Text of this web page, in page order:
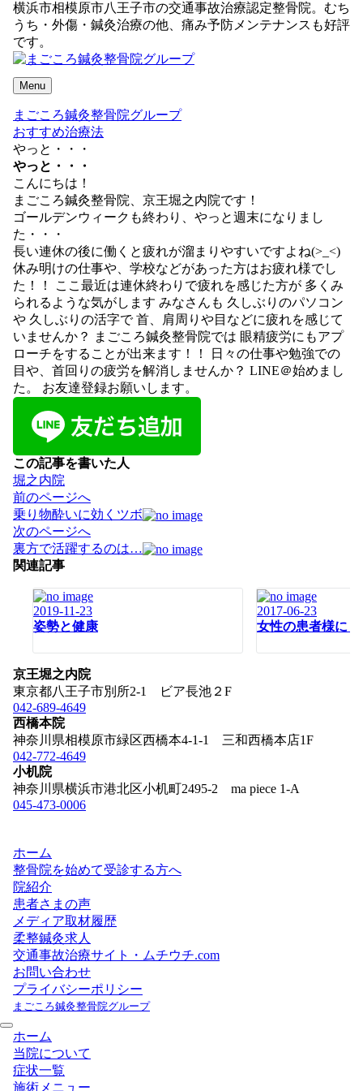
横浜市相模原市八王子市の交通事故治療認定整骨院。むち
うち・外傷・鍼灸治療の他、痛み予防メンテナンスも好評
です。
Menu
まごころ鍼灸整骨院グループ
おすすめ治療法
やっと・・・
やっと・・・
こんにちは！
まごころ鍼灸整骨院、京王堀之内院です！
ゴールデンウィークも終わり、やっと週末になりまし
た・・・
長い連休の後に働くと疲れが溜まりやすいですよね(>_<)
休み明けの仕事や、学校などがあった方はお疲れ様でし
た！！ ここ最近は連休終わりで疲れを感じた方が 多くみ
られるような気がします みなさんも 久しぶりのパソコン
や 久しぶりの活字で 首、肩周りや目などに疲れを感じて
いませんか？ まごころ鍼灸整骨院では 眼精疲労にもアプ
ローチをすることが出来ます！！ 日々の仕事や勉強での
目や、首回りの疲労を解消しませんか？ LINE＠始めまし
た。 お友達登録お願いします。
この記事を書いた人
堀之内院
投
稿
ナ
ビ
ゲ
前のページへ
乗り物酔いに効くツボ
次のページへ
裏方で活躍するのは…
関連記事
2019-11-23
姿勢と健康
2017-06-23
女性の患者様に
京王堀之内院
東京都八王子市別所2-1 ビア長池２F
042-689-4649
西橋本院
神奈川県相模原市緑区西橋本4-1-1 三和西橋本店1F
042-772-4649
小机院
神奈川県横浜市港北区小机町2495-2 ma piece 1-A
045-473-0006
ホーム
整骨院を始めて受診する方へ
院紹介
患者さまの声
メディア取材履歴
柔整鍼灸求人
交通事故治療サイト・ムチウチ.com
お問い合わせ
プライバシーポリシー
まごころ鍼灸整骨院グループ
ホーム
当院について
症状一覧
施術メニュー